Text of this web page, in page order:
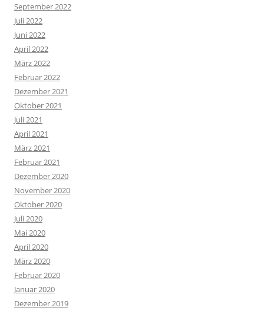
September 2022
Juli 2022
Juni 2022
April 2022
März 2022
Februar 2022
Dezember 2021
Oktober 2021
Juli 2021
April 2021
März 2021
Februar 2021
Dezember 2020
November 2020
Oktober 2020
Juli 2020
Mai 2020
April 2020
März 2020
Februar 2020
Januar 2020
Dezember 2019